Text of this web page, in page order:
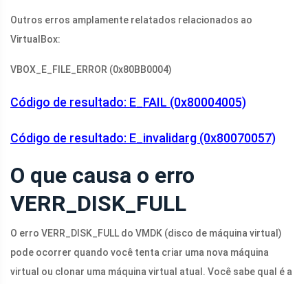
Outros erros amplamente relatados relacionados ao
VirtualBox:
VBOX_E_FILE_ERROR (0x80BB0004)
Código de resultado: E_FAIL (0x80004005)
Código de resultado: E_invalidarg (0x80070057)
O que causa o erro
VERR_DISK_FULL
O erro VERR_DISK_FULL do VMDK (disco de máquina virtual)
pode ocorrer quando você tenta criar uma nova máquina
virtual ou clonar uma máquina virtual atual. Você sabe qual é a